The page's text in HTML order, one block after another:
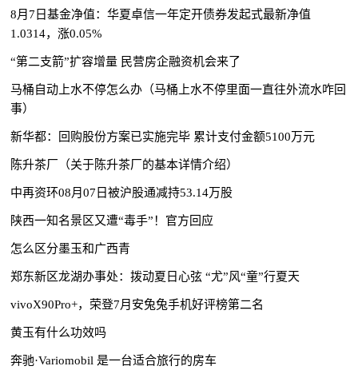
8月7日基金净值：华夏卓信一年定开债券发起式最新净值
1.0314，涨0.05%
“第二支箭”扩容增量 民营房企融资机会来了
马桶自动上水不停怎么办（马桶上水不停里面一直往外流水咋回
事）
新华都：回购股份方案已实施完毕 累计支付金额5100万元
陈升茶厂（关于陈升茶厂的基本详情介绍）
中再资环08月07日被沪股通减持53.14万股
陕西一知名景区又遭“毒手”！官方回应
怎么区分墨玉和广西青
郑东新区龙湖办事处：拨动夏日心弦 “尤”风“童”行夏天
vivoX90Pro+，荣登7月安兔兔手机好评榜第二名
黄玉有什么功效吗
奔驰·Variomobil 是一台适合旅行的房车